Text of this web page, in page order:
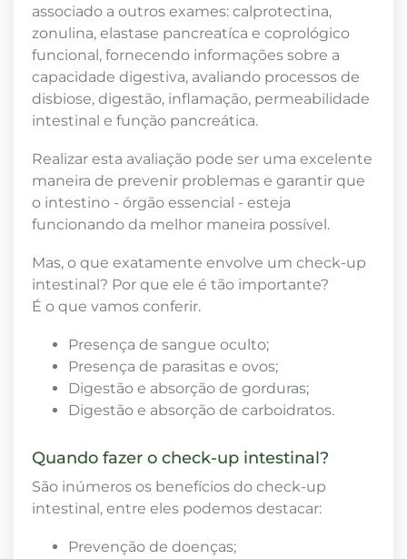
associado a outros exames: calprotectina,
zonulina, elastase pancreatíca e coprológico
funcional, fornecendo informações sobre a
capacidade digestiva, avaliando processos de
disbiose, digestão, inflamação, permeabilidade
intestinal e função pancreática.
Realizar esta avaliação pode ser uma excelente
maneira de prevenir problemas e garantir que
o intestino - órgão essencial - esteja
funcionando da melhor maneira possível.
Mas, o que exatamente envolve um check-up
intestinal? Por que ele é tão importante?
É o que vamos conferir.
Presença de sangue oculto;
Presença de parasitas e ovos;
Digestão e absorção de gorduras;
Digestão e absorção de carboidratos.
Quando fazer o check-up intestinal?
São inúmeros os benefícios do check-up
intestinal, entre eles podemos destacar:
Prevenção de doenças;